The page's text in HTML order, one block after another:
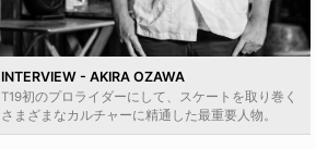
INTERVIEW - AKIRA OZAWA
T19初のプロライダーにして、スケートを取り巻く
さまざまなカルチャーに精通した最重要人物。